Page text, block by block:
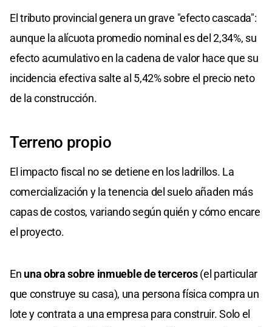
El tributo provincial genera un grave "efecto cascada":
aunque la alícuota promedio nominal es del 2,34%, su
efecto acumulativo en la cadena de valor hace que su
incidencia efectiva salte al 5,42% sobre el precio neto
de la construcción.
Terreno propio
El impacto fiscal no se detiene en los ladrillos. La
comercialización y la tenencia del suelo añaden más
capas de costos, variando según quién y cómo encare
el proyecto.
En una obra sobre inmueble de terceros(el particular
que construye su casa), una persona física compra un
lote y contrata a una empresa para construir. Solo el